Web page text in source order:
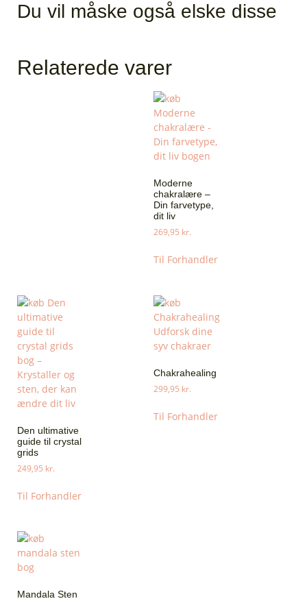
Du vil måske også elske disse
Relaterede varer
Moderne
chakralære –
Din farvetype,
dit liv
269,95 kr.
Til Forhandler
Den ultimative
guide til crystal
grids
249,95 kr.
Til Forhandler
Chakrahealing
299,95 kr.
Til Forhandler
Mandala Sten